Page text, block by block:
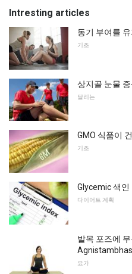
Intresting articles
동기 부여를
기초
상지골 눈물
달리는
GMO 식품이
기초
Glycemic 색인
다이어트 계획
발목 포즈에
요가